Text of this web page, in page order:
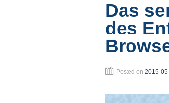
Das
des
Posted on 2015-